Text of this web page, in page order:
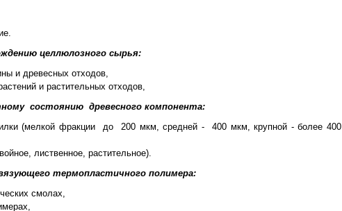
целлюлозного сырья:
и древесных отходов,
и растительных отходов,
состоянию древесного компонента:
(мелкой фракции до 200 мкм, средней - 400 мкм, крупной - более 400
лиственное, растительное).
термопластичного полимера:
смолах,